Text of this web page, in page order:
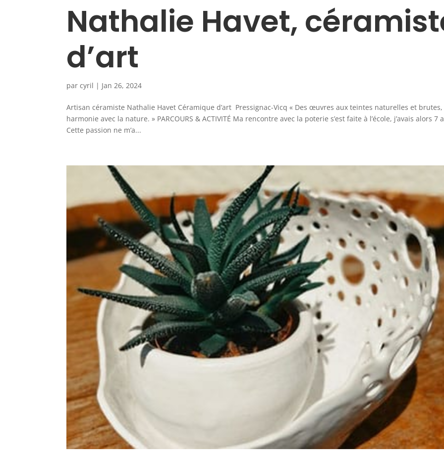
Nathalie Havet,
d’art
parcyril | Jan 26, 2024
Artisan céramiste Nathalie Havet Céramique d’art Pressignac-Vicq « Des œuvres aux teintes naturelles et
harmonie avec la nature. » PARCOURS & ACTIVITÉ Ma rencontre avec la poterie s’est faite à l’école, j’avais alors 7
Cette passion ne m’a...